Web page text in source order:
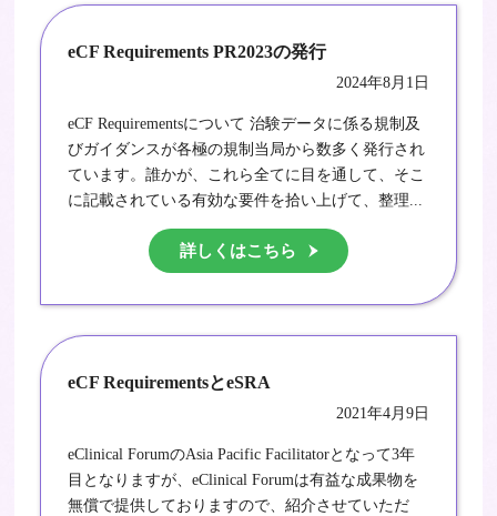
eCF Requirements PR2023の発行
2024年8月1日
eCF Requirementsについて 治験データに係る規制及
びガイダンスが各極の規制当局から数多く発行され
ています。誰かが、これら全てに目を通して、そこ
に記載されている有効な要件を拾い上げて、整理...
詳しくはこちら
eCF RequirementsとeSRA
2021年4月9日
eClinical ForumのAsia Pacific Facilitatorとなって3年
目となりますが、eClinical Forumは有益な成果物を
無償で提供しておりますので、紹介させていただ